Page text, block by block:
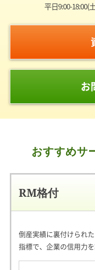
平日9:00-18:00(
お
おすすめサ
RM格付
倒産実績に裏付けられ
指標で、企業の信用力を